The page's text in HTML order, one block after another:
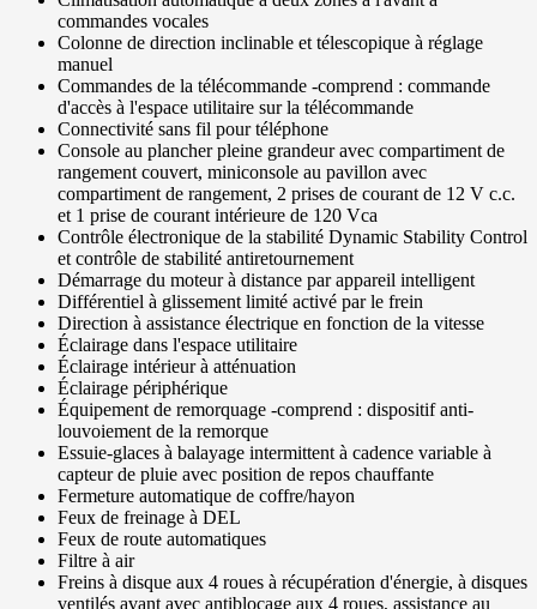
commandes vocales
Colonne de direction inclinable et télescopique à réglage
manuel
Commandes de la télécommande -comprend : commande
d'accès à l'espace utilitaire sur la télécommande
Connectivité sans fil pour téléphone
Console au plancher pleine grandeur avec compartiment de
rangement couvert, miniconsole au pavillon avec
compartiment de rangement, 2 prises de courant de 12 V c.c.
et 1 prise de courant intérieure de 120 Vca
Contrôle électronique de la stabilité Dynamic Stability Control
et contrôle de stabilité antiretournement
Démarrage du moteur à distance par appareil intelligent
Différentiel à glissement limité activé par le frein
Direction à assistance électrique en fonction de la vitesse
Éclairage dans l'espace utilitaire
Éclairage intérieur à atténuation
Éclairage périphérique
Équipement de remorquage -comprend : dispositif anti-
louvoiement de la remorque
Essuie-glaces à balayage intermittent à cadence variable à
capteur de pluie avec position de repos chauffante
Fermeture automatique de coffre/hayon
Feux de freinage à DEL
Feux de route automatiques
Filtre à air
Freins à disque aux 4 roues à récupération d'énergie, à disques
ventilés avant avec antiblocage aux 4 roues, assistance au